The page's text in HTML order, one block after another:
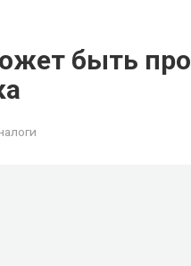
быть